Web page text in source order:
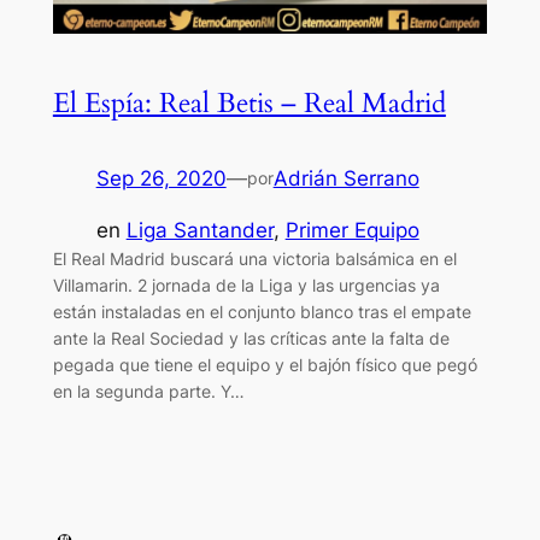
El Espía: Real Betis – Real Madrid
Sep 26, 2020—porAdrián Serrano
en Liga Santander, Primer Equipo
El Real Madrid buscará una victoria balsámica en el
Villamarin. 2 jornada de la Liga y las urgencias ya
están instaladas en el conjunto blanco tras el empate
ante la Real Sociedad y las críticas ante la falta de
pegada que tiene el equipo y el bajón físico que pegó
en la segunda parte. Y…